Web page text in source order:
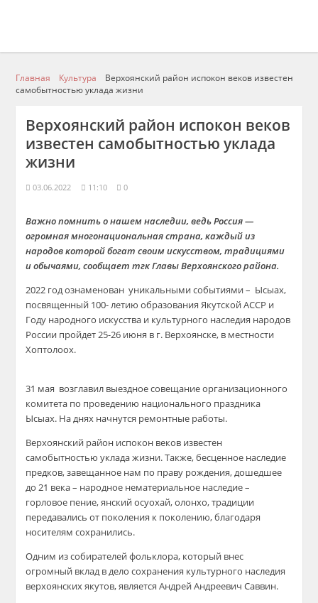
Главная Культура
Верхоянский район испокон веков известен
самобытностью уклада жизни
Верхоянский район испокон веков
известен самобытностью уклада
жизни
03.06.2022 11:10 0
Важно помнить о нашем наследии, ведь Россия —
огромная многонациональная страна, каждый из
народов которой богат своим искусством, традициями
и обычаями, сообщает тгк Главы Верхоянского района.
2022 год ознаменован уникальными событиями – Ысыах,
посвященный 100- летию образования Якутской АССР и
Году народного искусства и культурного наследия народов
России пройдет 25-26 июня в г. Верхоянске, в местности
Хоптолоох.
31 мая возглавил выездное совещание организационного
комитета по проведению национального праздника
Ысыах. На днях начнутся ремонтные работы.
Верхоянский район испокон веков известен
самобытностью уклада жизни. Также, бесценное наследие
предков, завещанное нам по праву рождения, дошедшее
до 21 века – народное нематериальное наследие –
горловое пение, янский осуохай, олонхо, традиции
передавались от поколения к поколению, благодаря
носителям сохранились.
Одним из собирателей фольклора, который внес
огромный вклад в дело сохранения культурного наследия
верхоянских якутов, является Андрей Андреевич Саввин.